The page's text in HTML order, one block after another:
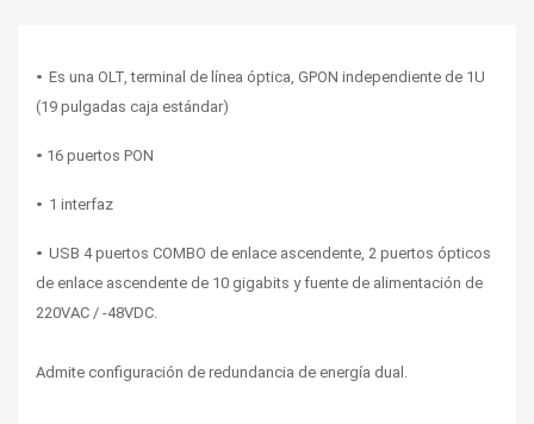
• Es una OLT, terminal de línea óptica, GPON independiente de 1U
(19 pulgadas caja estándar)
• 16 puertos PON
• 1 interfaz
• USB 4 puertos COMBO de enlace ascendente, 2 puertos ópticos
de enlace ascendente de 10 gigabits y fuente de alimentación de
220VAC / -48VDC.
Admite configuración de redundancia de energía dual.